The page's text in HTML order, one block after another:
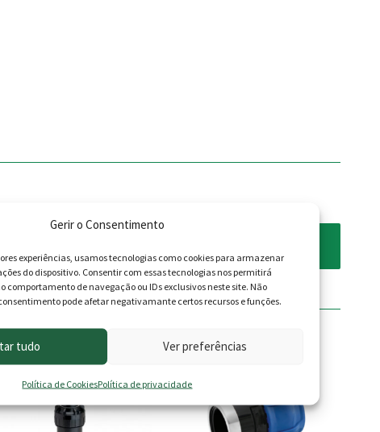
Gerir o Consentimento
experiências, usamos tecnologias como cookies para armazenar
do dispositivo. Consentir com essas tecnologias nos permitirá
comportamento de navegação ou IDs exclusivos neste site. Não
pode afetar negativamante certos recursos e funções.
tudo Ver preferências
Política de CookiesPolítica de privacidade
opinião.
PROMOÇÃO -20%
This
has
multiple
variants.